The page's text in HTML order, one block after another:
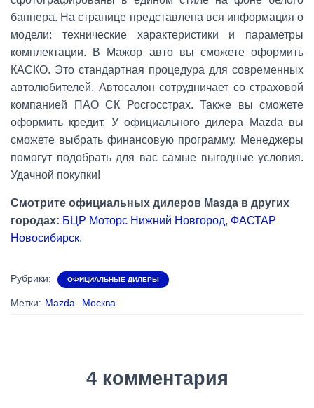
баннера. На странице представлена вся информация о
модели: технические характеристики и параметры
комплектации. В Мажор авто вы сможете оформить
КАСКО. Это стандартная процедура для современных
автолюбителей. Автосалон сотрудничает со страховой
компанией ПАО СК Росгосстрах. Также вы сможете
оформить кредит. У официального дилера Mazda вы
сможете выбрать финансовую программу. Менеджеры
помогут подобрать для вас самые выгодные условия.
Удачной покупки!
Смотрите официальных дилеров Мазда в других
городах: БЦР Моторс Нижний Новгород, ФАСТАР
Новосибирск.
Рубрики: ОФИЦИАЛЬНЫЕ ДИЛЕРЫ
Метки: Mazda Москва
4 комментария